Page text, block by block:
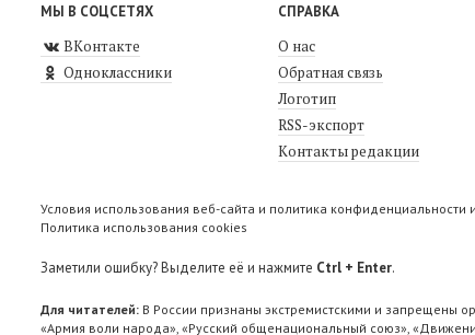
МЫ В СОЦСЕТЯХ
ВКонтакте
Одноклассники
СПРАВКА
О нас
Обратная связь
Логотип
RSS-экспорт
Контакты редакции
Условия использования веб-сайта и политика
Политика использования cookies
Заметили ошибку? Выделите её и нажмите Ctrl + Enter.
Для читателей: В России признаны экстремистскими и запрещены
«Армия воли народа», «Русский общенациональный союз»,